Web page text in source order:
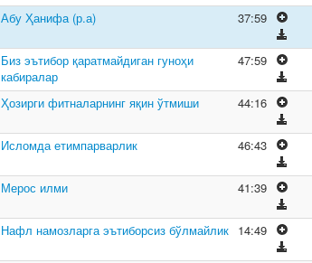
Абу Ҳанифа (р.а) 37:59
Биз эътибор қаратмайдиган гуноҳи
кабиралар
47:59
Ҳозирги фитналарнинг яқин ўтмиши 44:16
Исломда етимпарварлик 46:43
Мерос илми 41:39
Нафл намозларга эътиборсиз бўлмайлик 14:49